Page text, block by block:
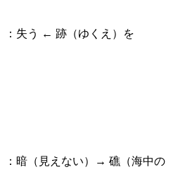
：失う ← 跡（ゆくえ）を
：暗（見えない）→ 礁（海中の